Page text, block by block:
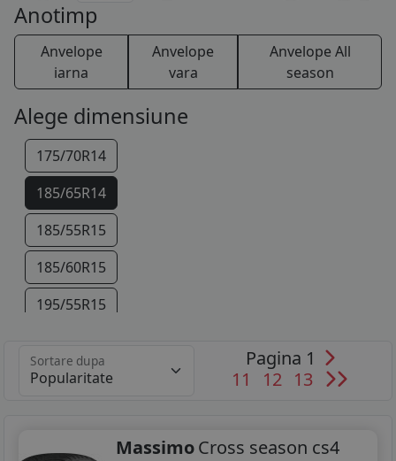
Anotimp
Anvelope
iarna
Anvelope
vara
Anvelope All
season
Alege dimensiune
175/70R14
185/65R14
185/55R15
185/60R15
195/55R15
205/40R17
Sortare dupa
Pagina 1
11
12 13
MassimoCross season cs4